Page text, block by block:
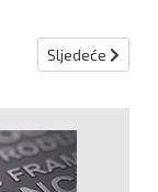
Sljedeći
Sljedeće